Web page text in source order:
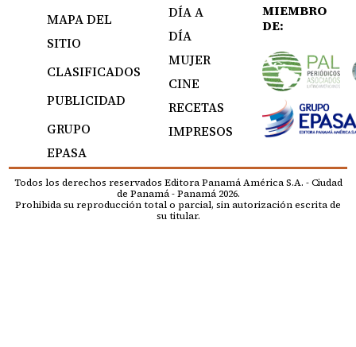
MAPA DEL
SITIO
CLASIFICADOS
PUBLICIDAD
GRUPO
EPASA
DÍA A
DÍA
MUJER
CINE
RECETAS
IMPRESOS
MIEMBRO
DE:
Todos los derechos reservados Editora Panamá América S.A. - Ciudad
de Panamá - Panamá 2026.
Prohibida su reproducción total o parcial, sin autorización escrita de
su titular.